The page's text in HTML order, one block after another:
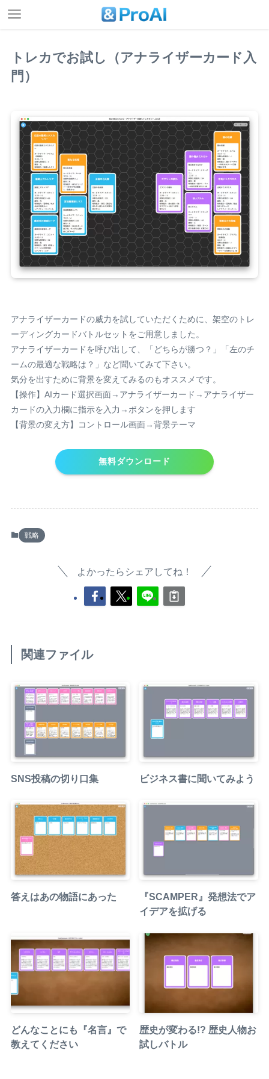
トレカでお試し（アナライザーカード入
門）
アナライザーカードの威力を試していただくために、架空のトレ
ーディングカードバトルセットをご用意しました。
アナライザーカードを呼び出して、「どちらが勝つ？」「左のチ
ームの最適な戦略は？」など聞いてみて下さい。
気分を出すために背景を変えてみるのもオススメです。
【操作】AIカード選択画面→アナライザーカード→アナライザー
カードの入力欄に指示を入力→ボタンを押します
【背景の変え方】コントロール画面→背景テーマ
無料ダウンロード
戦略
よかったらシェアしてね！
関連ファイル
SNS投稿の切り口集 ビジネス書に聞いてみよう
答えはあの物語にあった
『SCAMPER』発想法でア
イデアを拡げる
どんなことにも『名言』で
教えてください
歴史が変わる!? 歴史人物お
試しバトル